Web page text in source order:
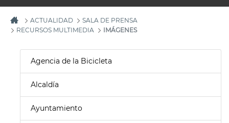
ACTUALIDAD
SALA DE PRENSA
RECURSOS MULTIMEDIA
IMÁGENES
Agencia de la Bicicleta
Alcaldía
Ayuntamiento